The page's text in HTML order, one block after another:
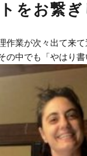
をお繋
作業が次々出て来
の中でも「やはり